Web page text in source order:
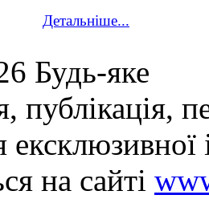
Детальніше...
Будь-яке
публiкацiя,
на сайті